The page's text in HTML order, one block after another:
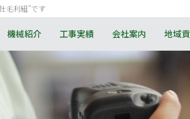
毛利組”です
機械紹介 工事実績 会社案内 地域